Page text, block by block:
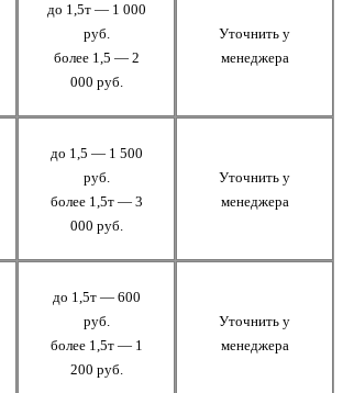
до 1,5т — 1 000
руб.
более 1,5 — 2
000 руб.
Уточнить у
менеджера
до 1,5 — 1 500
руб.
более 1,5т — 3
000 руб.
Уточнить у
менеджера
до 1,5т — 600
руб.
более 1,5т — 1
200 руб.
Уточнить у
менеджера